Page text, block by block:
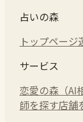
占いの森
トップページ
サービス
恋愛の森（AI
師を探す店舗